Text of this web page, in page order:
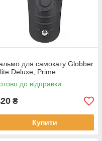
для самокату Globber
Deluxe, Prime
до відправки
₴
Купити